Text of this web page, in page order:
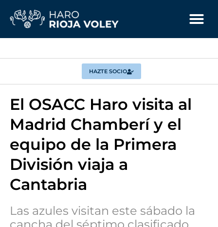
HAZTE SOCIO
El OSACC Haro visita al
Madrid Chamberí y el
equipo de la Primera
División viaja a
Cantabria
Las azules visitan este sábado la